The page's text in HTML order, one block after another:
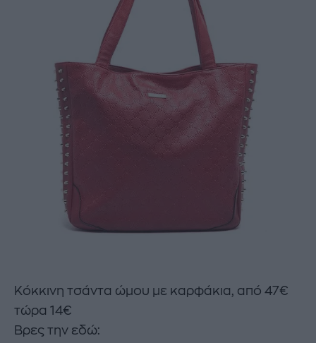
Κόκκινη τσάντα ώμου με καρφάκια, από 47€
τώρα 14€
Βρες την εδώ: